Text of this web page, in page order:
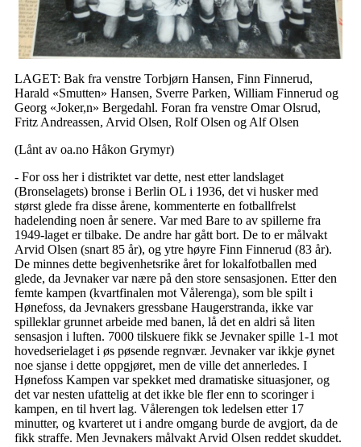
LAGET: Bak fra venstre Torbjørn Hansen, Finn Finnerud,
Harald «Smutten» Hansen, Sverre Parken, William Finnerud og
Georg «Joker,n» Bergedahl. Foran fra venstre Omar Olsrud,
Fritz Andreassen, Arvid Olsen, Rolf Olsen og Alf Olsen
(Lånt av oa.no Håkon Grymyr)
- For oss her i distriktet var dette, nest etter landslaget
(Bronselagets) bronse i Berlin OL i 1936, det vi husker med
størst glede fra disse årene, kommenterte en fotballfrelst
hadelending noen år senere. Var med Bare to av spillerne fra
1949-laget er tilbake. De andre har gått bort. De to er målvakt
Arvid Olsen (snart 85 år), og ytre høyre Finn Finnerud (83 år).
De minnes dette begivenhetsrike året for lokalfotballen med
glede, da Jevnaker var nære på den store sensasjonen. Etter den
femte kampen (kvartfinalen mot Vålerenga), som ble spilt i
Hønefoss, da Jevnakers gressbane Haugerstranda, ikke var
spilleklar grunnet arbeide med banen, lå det en aldri så liten
sensasjon i luften. 7000 tilskuere fikk se Jevnaker spille 1-1 mot
hovedserielaget i øs pøsende regnvær. Jevnaker var ikkje øynet
noe sjanse i dette oppgjøret, men de ville det annerledes. I
Hønefoss Kampen var spekket med dramatiske situasjoner, og
det var nesten ufattelig at det ikke ble fler enn to scoringer i
kampen, en til hvert lag. Vålerengen tok ledelsen etter 17
minutter, og kvarteret ut i andre omgang burde de avgjort, da de
fikk straffe. Men Jevnakers målvakt Arvid Olsen reddet skuddet.